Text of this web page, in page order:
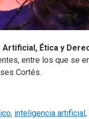
Ética y
entre los que se
Cortés.
, inteligencia artificial,